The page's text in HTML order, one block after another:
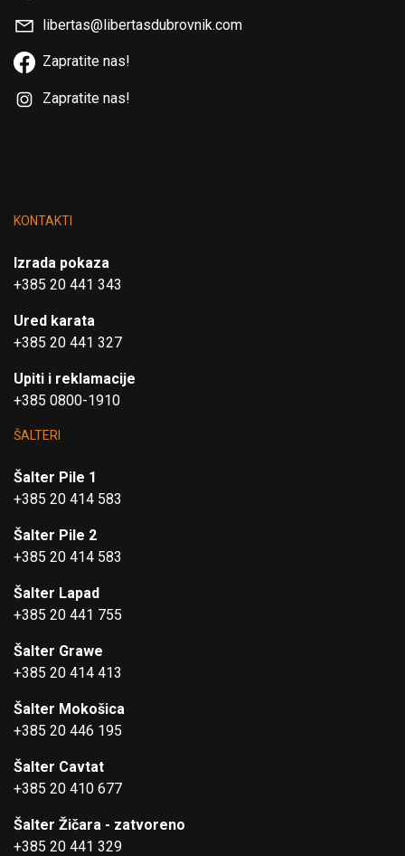
libertas@libertasdubrovnik.com
Zapratite nas!
Zapratite nas!
KONTAKTI
Izrada pokaza
+385 20 441 343
Ured karata
+385 20 441 327
Upiti i reklamacije
+385 0800-1910
ŠALTERI
Šalter Pile 1
+385 20 414 583
Šalter Pile 2
+385 20 414 583
Šalter Lapad
+385 20 441 755
Šalter Grawe
+385 20 414 413
Šalter Mokošica
+385 20 446 195
Šalter Cavtat
+385 20 410 677
Šalter Žičara - zatvoreno
+385 20 441 329